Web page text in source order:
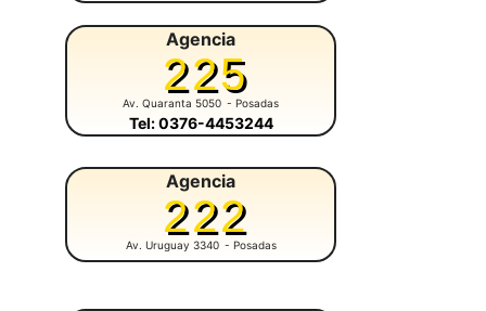
Agencia
225
Av. Quaranta 5050 - Posadas
Tel: 0376-4453244
Agencia
222
Av. Uruguay 3340 - Posadas